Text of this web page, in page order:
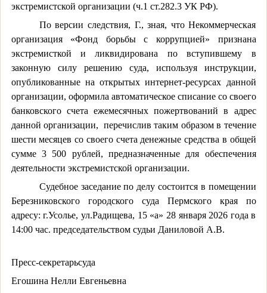
экстремистской организации (ч.1 ст.282.3 УК РФ).
По версии следствия, Г., зная, что Некоммерческая
организация «Фонд борьбы с коррупцией» признана
экстремисткой и ликвидирована по вступившему в
законную силу решению суда, используя инструкции,
опубликованные на открытых интернет-ресурсах данной
организации, оформила автоматическое списание со своего
банковского счета ежемесячных пожертвований в адрес
данной организации, перечислив таким образом в течение
шести месяцев со своего счета денежные средства в общей
сумме 3 500 рублей, предназначенные для обеспечения
деятельности экстремистской организации.
Судебное заседание по делу состоится в помещении
Березниковского городского суда Пермского края по
адресу: г.Усолье, ул.Радищева, 15 «а» 28 января 2026 года в
14:00 час. председательством судьи Даниловой А.В.
Пресс-секретарьсуда
Егошина Нелли Евгеньевна